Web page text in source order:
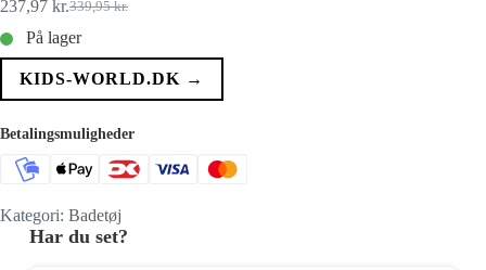
339,95kr.
Den
oprindelige
pris
var:
237,97 kr.Den
aktuelle
pris
er:
På lager
KIDS-WORLD.DK →
Betalingsmuligheder
Kategori: Badetøj
Har du set?